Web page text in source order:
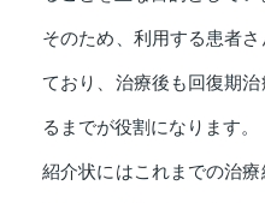
そのため、利用する患者
ており、治療後も回復期
るまでが役割になります。
紹介状にはこれまでの治